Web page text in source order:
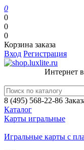
0
0
0
0
Корзина заказа
Вход Регистрация
Интернет
8 (495) 568-22-86
Каталог
Карты игральные
Игральные карты с